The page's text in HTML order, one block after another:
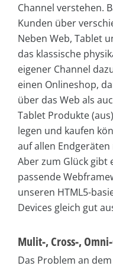
Channel verstehen.
Kunden über
Neben Web, Tablet
das klassische
eigener Channel
einen Onlineshop,
über das Web als
Tablet Produkte
legen und kaufen
auf allen
Aber zum Glück gibt
passende
unseren HTML5-
Devices gleich gut
Mulit-, Cross-,
Das Problem an